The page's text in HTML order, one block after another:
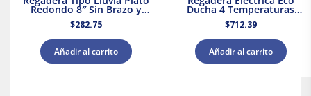
Redondo 8″ Sin Brazo y
Chapetón Dica
$282.75
Añadir al carrito
Ducha 4 Temperaturas
5000 W Rotoplas 310996
$712.39
Añadir al carrito